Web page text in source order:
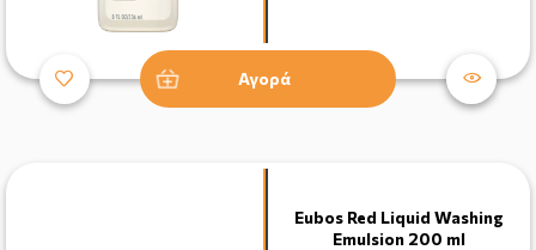
Αγορά
Eubos Red Liquid Washing
Emulsion 200 ml